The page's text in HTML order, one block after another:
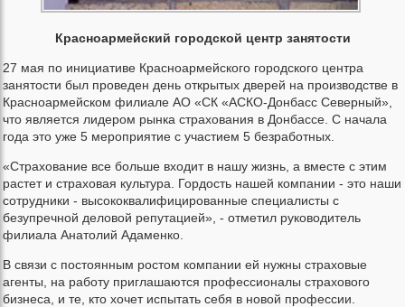
Красноармейский городской центр занятости
27 мая по инициативе Красноармейского городского центра
занятости был проведен день открытых дверей на производстве в
Красноармейском филиале АО «СК «АСКО-Донбасс Северный»,
что является лидером рынка страхования в Донбассе. С начала
года это уже 5 мероприятие с участием 5 безработных.
«Страхование все больше входит в нашу жизнь, а вместе с этим
растет и страховая культура. Гордость нашей компании - это наши
сотрудники - высококвалифицированные специалисты с
безупречной деловой репутацией», - отметил руководитель
филиала Анатолий Адаменко.
В связи с постоянным ростом компании ей нужны страховые
агенты, на работу приглашаются профессионалы страхового
бизнеса, и те, кто хочет испытать себя в новой профессии.